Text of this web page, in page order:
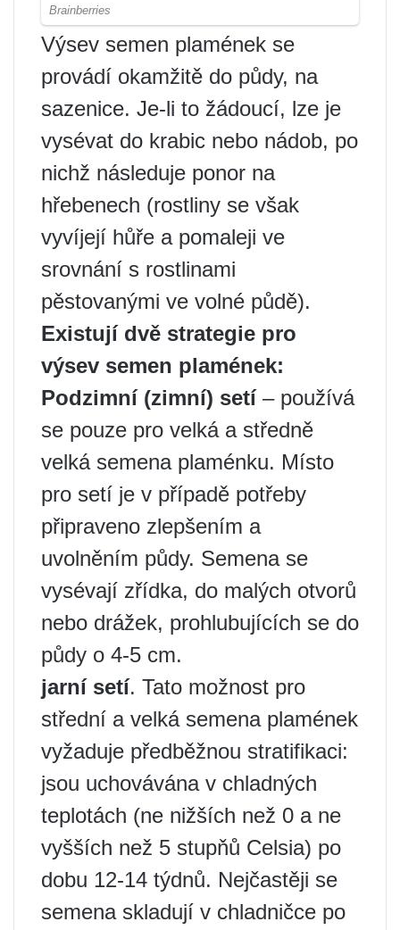
Výsev semen plamének se
provádí okamžitě do půdy, na
sazenice. Je-li to žádoucí, lze je
vysévat do krabic nebo nádob, po
nichž následuje ponor na
hřebenech (rostliny se však
vyvíjejí hůře a pomaleji ve
srovnání s rostlinami
pěstovanými ve volné půdě).
Existují dvě strategie pro
výsev semen plamének:
Podzimní (zimní) setí– používá
se pouze pro velká a středně
velká semena plaménku. Místo
pro setí je v případě potřeby
připraveno zlepšením a
uvolněním půdy. Semena se
vysévají zřídka, do malých otvorů
nebo drážek, prohlubujících se do
půdy o 4-5 cm.
jarní setí. Tato možnost pro
střední a velká semena plamének
vyžaduje předběžnou stratifikaci:
jsou uchovávána v chladných
teplotách (ne nižších než 0 a ne
vyšších než 5 stupňů Celsia) po
dobu 12-14 týdnů. Nejčastěji se
semena skladují v chladničce po